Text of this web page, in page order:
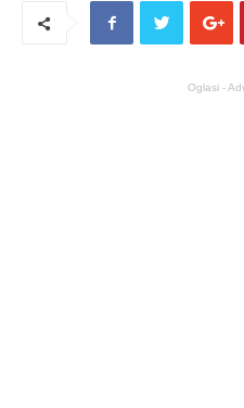
Oglasi -